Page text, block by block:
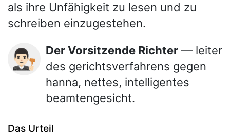
als ihre Unfähigkeit zu lesen und zu
schreiben einzugestehen.
👨🏻‍⚖️ Der Vorsitzende Richter — leiter
des gerichtsverfahrens gegen
hanna, nettes, intelligentes
beamtengesicht.
Das Urteil